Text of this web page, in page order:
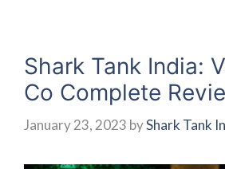
Shark Tank India:
Co Complete
January 23, 2023 byShark Tank